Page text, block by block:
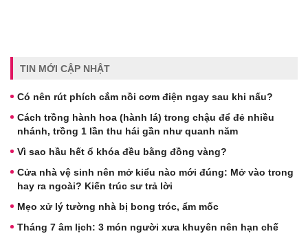
TIN MỚI CẬP NHẬT
Có nên rút phích cắm nồi cơm điện ngay sau khi nấu?
Cách trồng hành hoa (hành lá) trong chậu để đẻ nhiều
nhánh, trồng 1 lần thu hái gần như quanh năm
Vì sao hầu hết ổ khóa đều bằng đồng vàng?
Cửa nhà vệ sinh nên mở kiểu nào mới đúng: Mở vào trong
hay ra ngoài? Kiến trúc sư trả lời
Mẹo xử lý tường nhà bị bong tróc, ẩm mốc
Tháng 7 âm lịch: 3 món người xưa khuyên nên hạn chế